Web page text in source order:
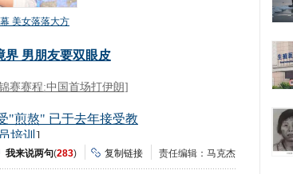
我来说两句(283) 复制链接 责任编辑：马克杰